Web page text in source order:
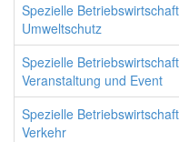
Spezielle
Umweltschutz
Spezielle
Veranstaltung und Event
Spezielle
Verkehr